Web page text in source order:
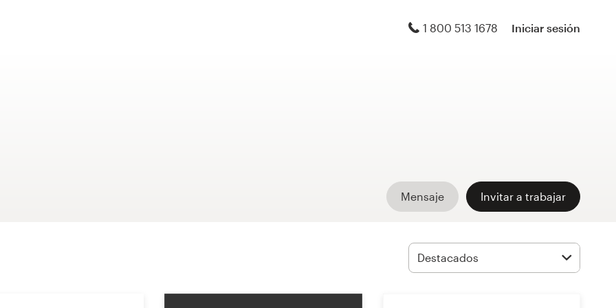
1 800 513 1678 Iniciar sesión
Mensaje Invitar a trabajar